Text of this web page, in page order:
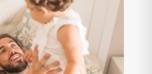
APARTAMENTO
Q 1,559,700
Cuotas desde Q 10,047*
Noa Apartamentos Tipo A
Noa Apartamentos